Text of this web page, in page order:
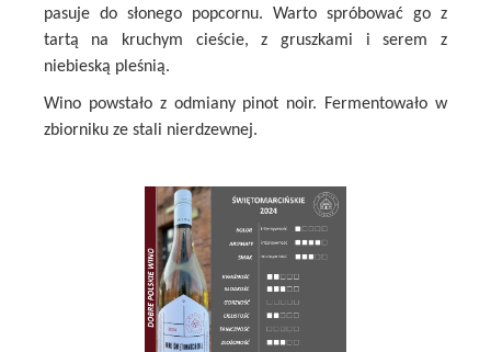
pasuje do słonego popcornu. Warto spróbować go z
tartą na kruchym cieście, z gruszkami i serem z
niebieską pleśnią.
Wino powstało z odmiany pinot noir. Fermentowało w
zbiorniku ze stali nierdzewnej.